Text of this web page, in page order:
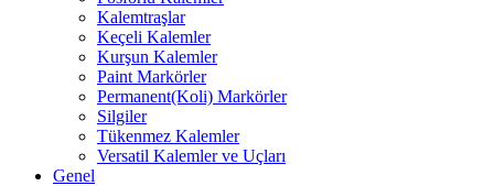
Kalemtraşlar
Keçeli Kalemler
Kurşun Kalemler
Paint Markörler
Permanent(Koli) Markörler
Silgiler
Tükenmez Kalemler
Versatil Kalemler ve Uçları
Genel